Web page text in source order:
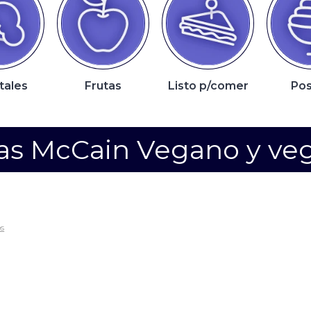
Listo p/comer Postres
McCain Vegano y